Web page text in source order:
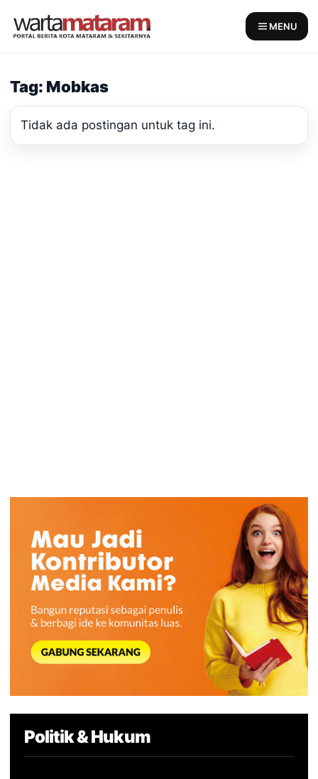
MENU
Tag: Mobkas
Tidak ada postingan untuk tag ini.
Politik & Hukum